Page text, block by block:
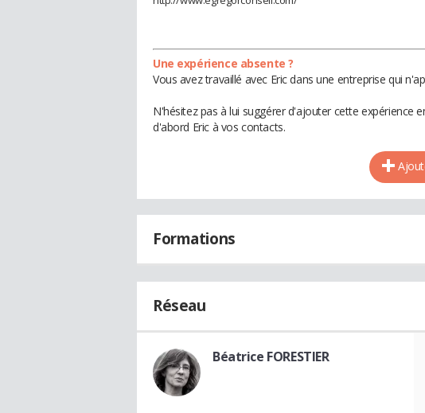
Une expérience absente ?
Vous avez travaillé avec Eric dans une entreprise qui
N'hésitez pas à lui suggérer d'ajouter cette expérience
d'abord Eric à vos contacts.
Formations
Réseau
Béatrice FORESTIER